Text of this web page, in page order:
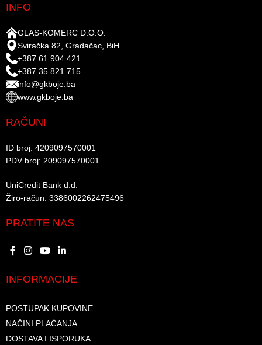
INFO
GLAS-KOMERC D.O.O.
Sviračka 82, Gradačac, BiH
+387 61 904 421
+387 35 821 715
info@gkboje.ba
www.gkboje.ba
RAČUNI
ID broj: 4209097570001​
PDV broj: 209097570001 ​
UniCredit Bank d.d.​
Žiro-račun: 3386002262475496​​
PRATITE NAS
INFORMACIJE
POSTUPAK KUPOVINE
NAČINI PLAĆANJA
DOSTAVA I ISPORUKA